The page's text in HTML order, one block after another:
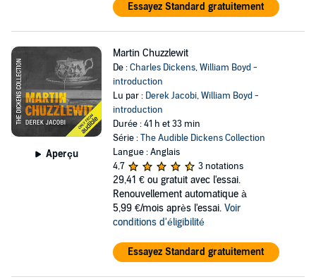
Essayez Standard gratuitement
Aperçu
Martin Chuzzlewit
De :Charles Dickens,William Boyd -
introduction
Lu par : Derek Jacobi,William Boyd -
introduction
Durée : 41 h et 33 min
Série :The Audible Dickens Collection
Langue : Anglais
4,7
3 notations
29,41 € ou gratuit avec l'essai.
Renouvellement automatique à
5,99 €/mois après l'essai. Voir
conditions d'éligibilité
Essayez Standard gratuitement